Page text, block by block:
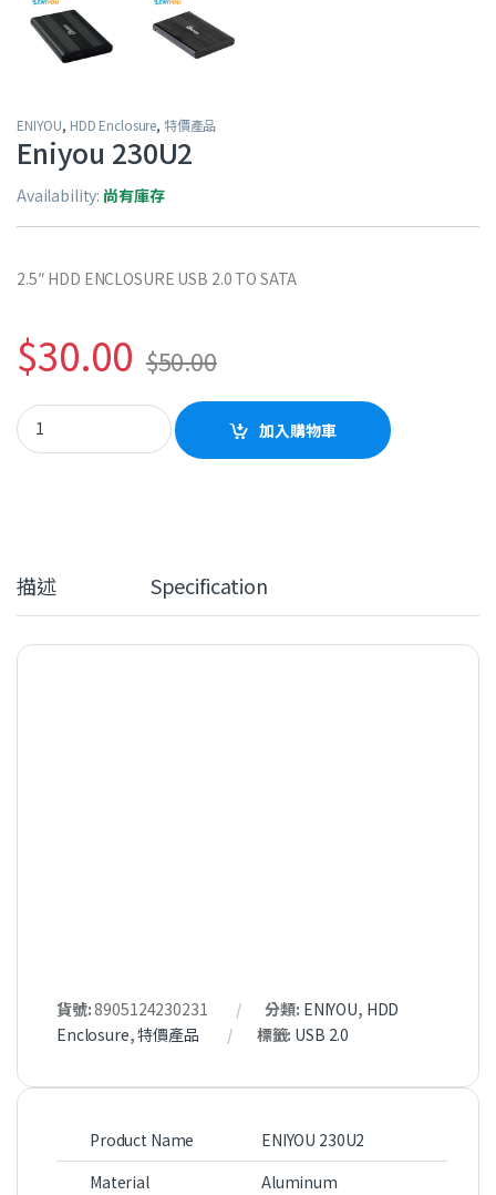
ENIYOU, HDD Enclosure, 特價產品
Eniyou 230U2
Availability: 尚有庫存
2.5″ HDD ENCLOSURE USB 2.0 TO SATA
$30.00 $50.00
Eniyou 230U2 quantity
加入購物車
描述 Specification
貨號:8905124230231 分類: ENIYOU, HDD
Enclosure,特價產品 標籤: USB 2.0
Product Name
ENIYOU 230U2
Material
Aluminum